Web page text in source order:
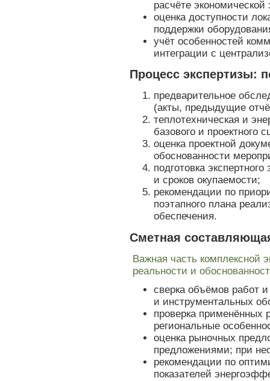
расчёте
оценка доступности
поддержки
учёт особенностей
интеграции с
Процесс экспертизы:
предварительное
(акты, предыдущие
теплотехническая и
базового и проектного
оценка проектной
обоснованности
подготовка
и сроков окупаемости;
рекомендации по
поэтапного плана
обеспечения.
Сметная
Важная часть комплексной
реальности и
сверка объёмов работ
и инструментальных
проверка применённых
региональные
оценка рыночных
предложениями; при
рекомендации по
показателей